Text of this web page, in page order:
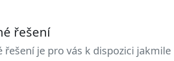
řešení
řešení je pro vás k dispozici jakmile